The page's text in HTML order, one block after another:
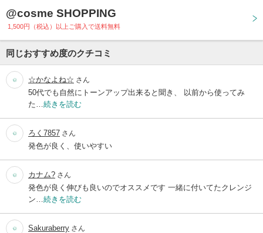
@cosme SHOPPING
1,500円（税込）以上ご購入で送料無料
同じおすすめ度のクチコミ
☆かなよね☆ さん
50代でも自然にトーンアップ出来ると聞き、 以前から使ってみ
た… 続きを読む
ろく7857 さん
発色が良く、使いやすい
カナム? さん
発色が良く伸びも良いのでオススメです 一緒に付いてたクレンジ
ン… 続きを読む
Sakuraberry さん